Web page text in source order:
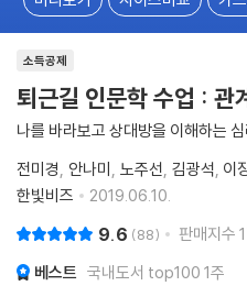
소득공제
퇴근길 인문학 수업 : 관
나를 바라보고 상대방을 이해하는
전미경 안나미 노주선 김광석 이
한빛비즈
2019.06.10.
9.6 88 판매지수
베스트 국내도서 top100 1주